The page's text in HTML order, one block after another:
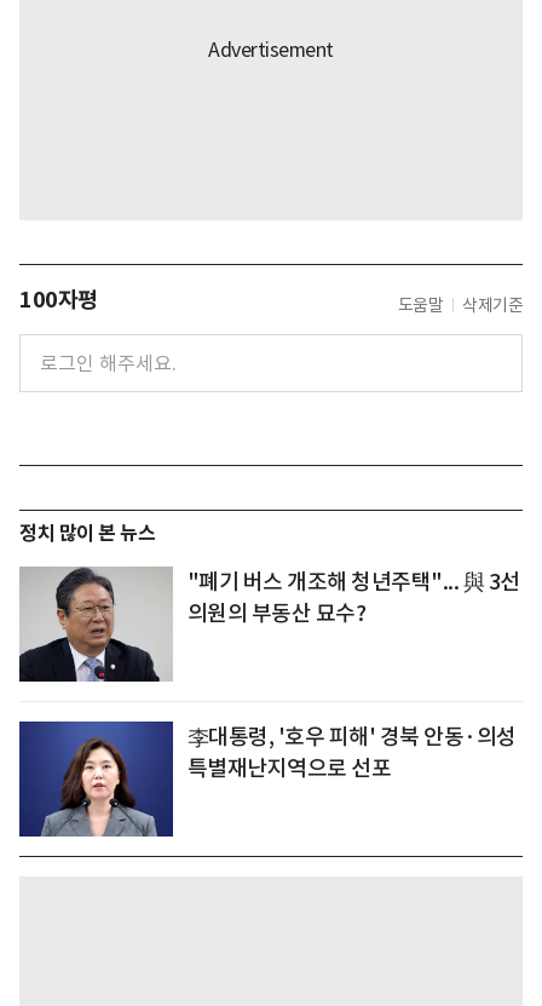
100자평 도움말 삭제기준
정치 많이 본 뉴스
"폐기 버스 개조해 청년주택"... 與 3선
의원의 부동산 묘수?
李대통령, '호우 피해' 경북 안동·의성
특별재난지역으로 선포